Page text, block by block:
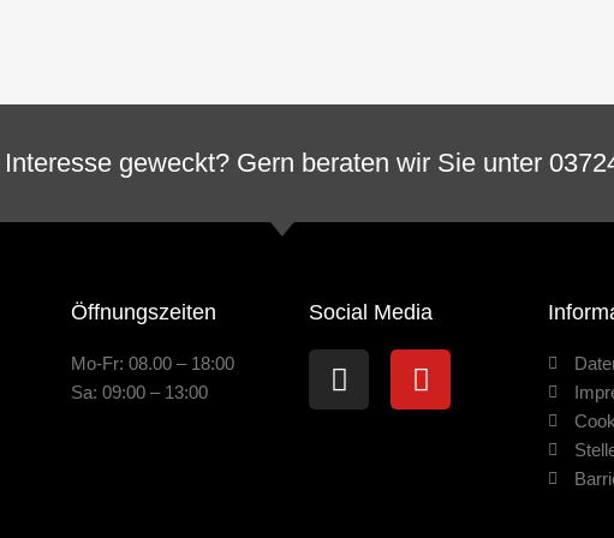
geweckt? Gern beraten wir Sie unter
Öffnungszeiten
Mo-Fr: 08.00 – 18:00
Sa: 09:00 – 13:00
Social Media
InstagramYoutube